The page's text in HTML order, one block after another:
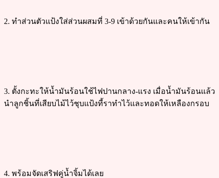
2. ทำส่วนตัวแป้งใส่ส่วนผสมที่ 3-9 เข้าด้วยกันและคนให้เข้ากัน
3. ตั้งกะทะให้น้ำมันร้อนใช้ไฟปานกลาง-แรง เมื่อน้ำมันร้อนแล้ว
นำลูกชิ้นที่เสียบไม้ไว้ชุบแป้งที้ราทำไว้และทอดให้เหลืองกรอบ
4. พร้อมจัดเสริฟคู่น้ำจิ้มได้เลย